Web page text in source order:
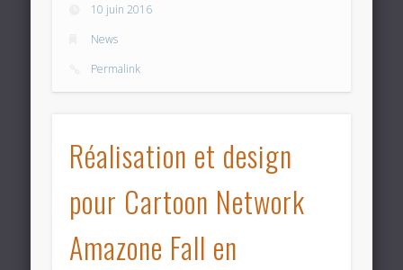
10 juin 2016
News
Permalink
Réalisation et design
pour Cartoon Network
Amazone Fall en